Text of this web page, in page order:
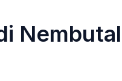
Nembutal